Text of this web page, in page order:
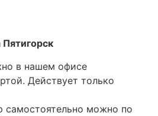
в нашем офисе
Действует только
самостоятельно можно по